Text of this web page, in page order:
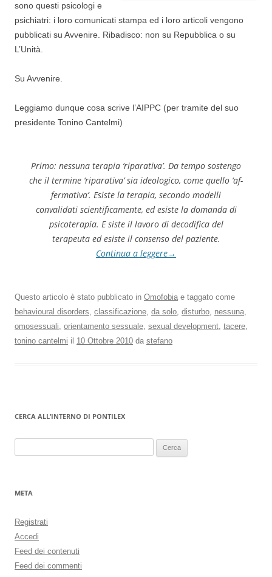
sono questi psicologi e
psichiatri: i loro comunicati stampa ed i loro articoli vengono
pubblicati su Avvenire. Ribadisco: non su Repubblica o su
L’Unità.
Su Avvenire.
Leggiamo dunque cosa scrive l’AIPPC (per tramite del suo
presidente Tonino Cantelmi)
Primo: nessuna terapia ‘riparativa’. Da tempo sostengo
che il termine ‘riparativa’ sia ideologico, come quello ‘af­
fermativa’. Esiste la terapia, secondo modelli
convalidati scientificamente, ed esiste la domanda di
psicoterapia. E siste il lavoro di decodifica del
terapeuta ed esiste il consenso del paziente.
Continua a leggere→
Questo articolo è stato pubblicato in Omofobia e taggato come
behavioural disorders, classificazione, da solo, disturbo, nessuna,
omosessuali, orientamento sessuale, sexual development, tacere,
tonino cantelmi il 10 Ottobre 2010 da stefano
CERCA ALL’INTERNO DI PONTILEX
META
Registrati
Accedi
Feed dei contenuti
Feed dei commenti